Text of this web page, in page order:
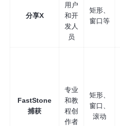
分享X
用户
和开
发人
员
矩形、
窗口等
FastStone
捕获
专业
和教
程创
作者
矩形、
窗口、
滚动